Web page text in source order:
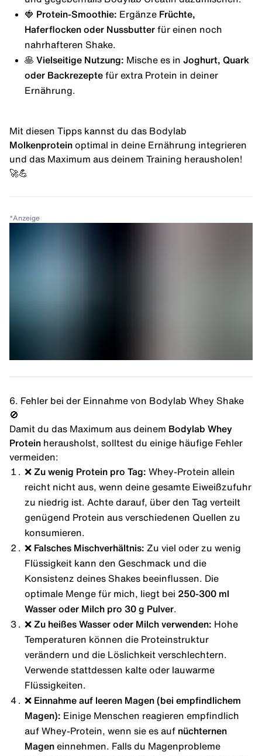
🍓 Protein-Smoothie: Ergänze Früchte,
Haferflocken oder Nussbutterfür einen noch
nahrhafteren Shake.
🥞 Vielseitige Nutzung: Mische es in Joghurt, Quark
oder Backrezeptefür extra Protein in deiner
Ernährung.
Mit diesen Tipps kannst du das Bodylab
Molkenprotein optimal in deine Ernährung integrieren
und das Maximum aus deinem Training herausholen!
🚀💪
*Anzeige
6. Fehler bei der Einnahme von Bodylab Whey Shake
🚫
Damit du das Maximum aus deinem Bodylab Whey
Protein herausholst, solltest du einige häufige Fehler
vermeiden:
❌ Zu wenig Protein pro Tag: Whey-Protein allein
reicht nicht aus, wenn deine gesamte Eiweißzufuhr
zu niedrig ist. Achte darauf, über den Tag verteilt
genügend Protein aus verschiedenen Quellen zu
konsumieren.
❌ Falsches Mischverhältnis: Zu viel oder zu wenig
Flüssigkeit kann den Geschmack und die
Konsistenz deines Shakes beeinflussen. Die
optimale Menge für mich, liegt bei 250-300 ml
Wasser oder Milch pro 30 g Pulver.
❌ Zu heißes Wasser oder Milch verwenden: Hohe
Temperaturen können die Proteinstruktur
verändern und die Löslichkeit verschlechtern.
Verwende stattdessen kalte oder lauwarme
Flüssigkeiten.
❌ Einnahme auf leeren Magen (bei empfindlichem
Magen): Einige Menschen reagieren empfindlich
auf Whey-Protein, wenn sie es auf nüchternen
Mageneinnehmen. Falls du Magenprobleme